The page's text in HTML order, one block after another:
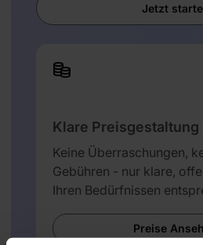
Jetzt
Klare Preisgestaltung
Keine Überraschungen,
Gebühren - nur klare,
Ihren Bedürfnissen
Preise